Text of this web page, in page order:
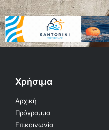
Χρήσιμα
Αρχική
Πρόγραμμα
Επικοινωνία